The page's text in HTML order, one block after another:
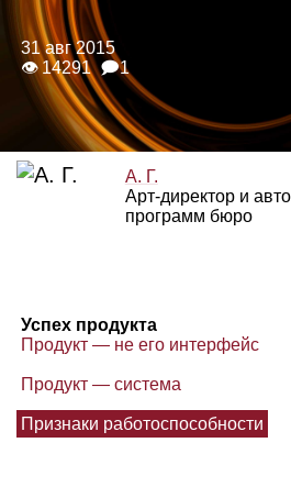
31 авг 2015
👁 14291 🗩1
А. Г.
Арт‑директор и
программ бюро
Успех продукта
Продукт — не его интерфейс
Продукт — система
Признаки работоспособности